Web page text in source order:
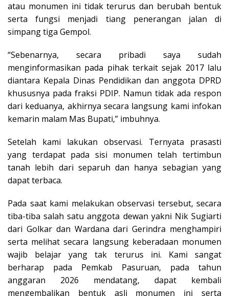
atau monumen ini tidak terurus dan berubah bentuk
serta fungsi menjadi tiang penerangan jalan di
simpang tiga Gempol.
“Sebenarnya, secara pribadi saya sudah
menginformasikan pada pihak terkait sejak 2017 lalu
diantara Kepala Dinas Pendidikan dan anggota DPRD
khususnya pada fraksi PDIP. Namun tidak ada respon
dari keduanya, akhirnya secara langsung kami infokan
kemarin malam Mas Bupati,” imbuhnya.
Setelah kami lakukan observasi. Ternyata prasasti
yang terdapat pada sisi monumen telah tertimbun
tanah lebih dari separuh dan hanya sebagian yang
dapat terbaca.
Pada saat kami melakukan observasi tersebut, secara
tiba-tiba salah satu anggota dewan yakni Nik Sugiarti
dari Golkar dan Wardana dari Gerindra menghampiri
serta melihat secara langsung keberadaan monumen
wajib belajar yang tak terurus ini. Kami sangat
berharap pada Pemkab Pasuruan, pada tahun
anggaran 2026 mendatang, dapat kembali
mengembalikan bentuk asli monumen ini serta